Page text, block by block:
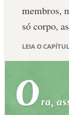
SALMO DO DIA
DEVOCIONAL
ESTUDOS
membros,
só corpo,
LEIA O